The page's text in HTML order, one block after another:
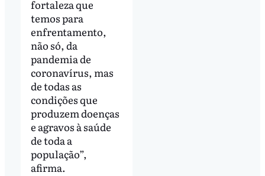
fortaleza que
temos para
enfrentamento,
não só, da
pandemia de
coronavírus, mas
de todas as
condições que
produzem doenças
e agravos à saúde
de toda a
população”,
afirma.